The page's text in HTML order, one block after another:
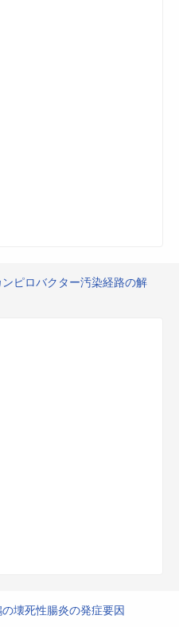
ピロバクター汚染経路の解
壊死性腸炎の発症要因